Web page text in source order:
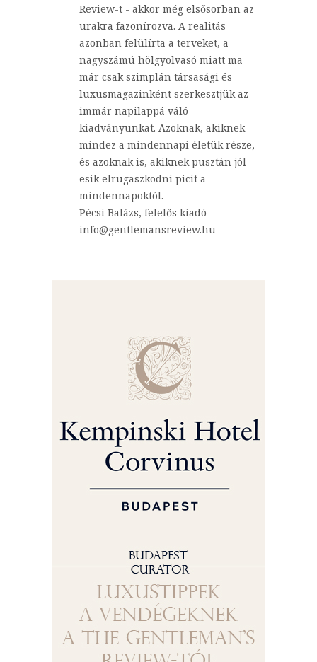
Review-t - akkor még elsősorban az
urakra fazonírozva. A realitás
azonban felülírta a terveket, a
nagyszámú hölgyolvasó miatt ma
már csak szimplán társasági és
luxusmagazinként szerkesztjük az
immár napilappá váló
kiadványunkat. Azoknak, akiknek
mindez a mindennapi életük része,
és azoknak is, akiknek pusztán jól
esik elrugaszkodni picit a
mindennapoktól.
Pécsi Balázs, felelős kiadó
info@gentlemansreview.hu